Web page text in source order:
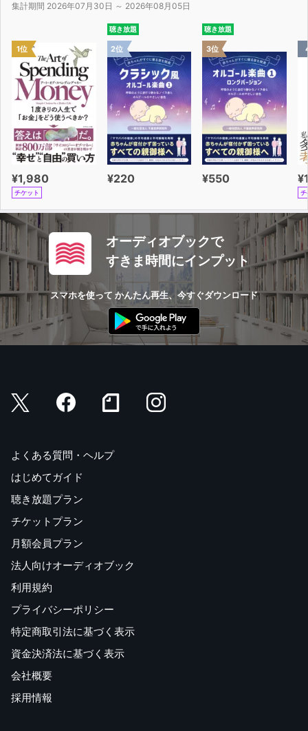
集計期間 2026年07月30日 ～ 2026年08月05日
1位
¥1,980
チケット
聴き放題
2位
¥220
聴き放題
3位
¥550
チ
オーディオブックで
すきま時間にインプット
スマホを使って かんたん再生、今すぐダウンロード
よくある質問・ヘルプ
はじめてガイド
聴き放題プラン
チケットプラン
月額会員プラン
法人向けオーディオブック
利用規約
プライバシーポリシー
特定商取引法に基づく表示
資金決済法に基づく表示
会社概要
採用情報